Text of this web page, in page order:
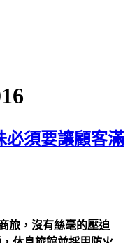
必須要讓顧客滿
旅，沒有絲毫的壓迫